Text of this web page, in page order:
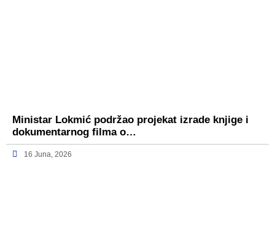
Ministar Lokmić podržao projekat izrade knjige i
dokumentarnog filma o…
16 Juna, 2026